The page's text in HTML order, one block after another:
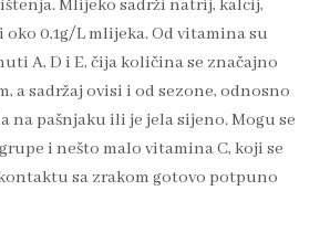
Mlijeko sadrži natrij, kalcij,
0,1g/L mlijeka. Od vitamina su
A, D i E, čija količina se značajno
a sadržaj ovisi i od sezone, odnosno
na pašnjaku ili je jela sijeno. Mogu se
i nešto malo vitamina C, koji se
sa zrakom gotovo potpuno